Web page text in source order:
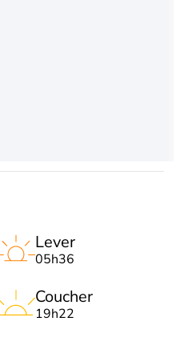
Lever
05h36
Coucher
19h22